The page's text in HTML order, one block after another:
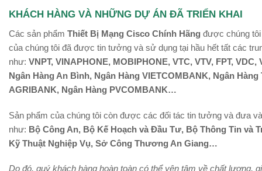
KHÁCH HÀNG VÀ NHỮNG DỰ ÁN ĐÃ TRIỂN KHAI
Các sản phẩm Thiết Bị Mạng Cisco Chính Hãng được chúng tôi
của chúng tôi đã được tin tưởng và sử dụng tại hầu hết tất các
như: VNPT, VINAPHONE, MOBIPHONE, VTC, VTV, FPT,
Ngân Hàng An Bình, Ngân Hàng VIETCOMBANK, Ngân
AGRIBANK, Ngân Hàng PVCOMBANK…
Sản phẩm của chúng tôi còn được các đối tác tin tưởng và đưa
như: Bộ Công An, Bộ Kế Hoạch và Đầu Tư, Bộ Thông Tin và
Kỹ Thuật Nghiệp Vụ, Sở Công Thương An Giang…
Do đó, quý khách hàng hoàn toàn có thể yên tâm về chất lượng,